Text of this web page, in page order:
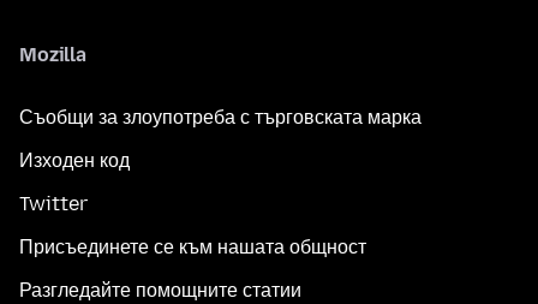
Mozilla
Съобщи за злоупотреба с търговската марка
Изходен код
Twitter
Присъединете се към нашата общност
Разгледайте помощните статии